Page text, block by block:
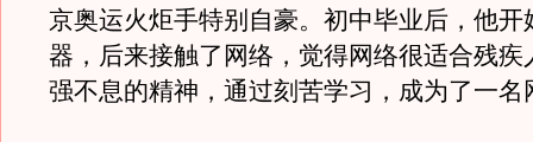
京奥运火炬手特别自豪。初中毕业后，他开
器，后来接触了网络，觉得网络很适合残疾
强不息的精神，通过刻苦学习，成为了一名